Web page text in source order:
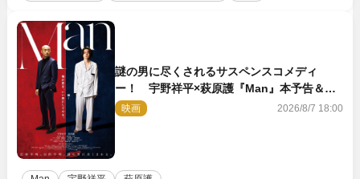
謎の男に尽くされるサスペンスコメディ
ー！ 宇野祥平×萩原護『Man』本予告＆新
ビジュアル解禁
映画 2026/8/7 18:00